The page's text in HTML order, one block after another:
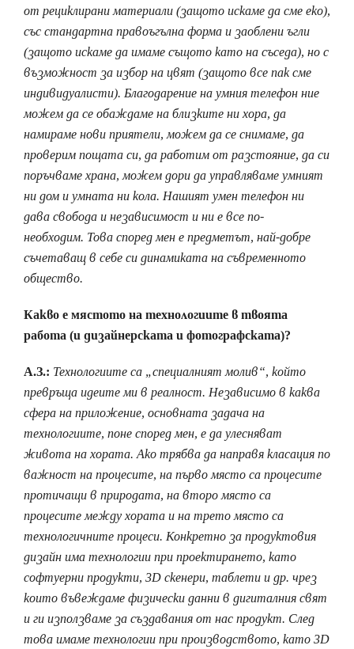
от рециклирани материали (защото искаме да сме еко),
със стандартна правоъгълна форма и заоблени ъгли
(защото искаме да имаме същото като на съседа), но с
възможност за избор на цвят (защото все пак сме
индивидуалисти). Благодарение на умния телефон ние
можем да се обаждаме на близките ни хора, да
намираме нови приятели, можем да се снимаме, да
проверим пощата си, да работим от разстояние, да си
поръчваме храна, можем дори да управляваме умният
ни дом и умната ни кола. Нашият умен телефон ни
дава свобода и независимост и ни е все по-
необходим. Това според мен е предметът, най-добре
съчетаващ в себе си динамиката на съвременното
общество.
Какво е мястото на технологиите в твоята
работа (и дизайнерската и фотографската)?
А.З.: Технологиите са „специалният молив“, който
превръща идеите ми в реалност. Независимо в каква
сфера на приложение, основната задача на
технологиите, поне според мен, е да улесняват
живота на хората. Ако трябва да направя класация по
важност на процесите, на първо място са процесите
протичащи в природата, на второ място са
процесите между хората и на трето място са
технологичните процеси. Конкретно за продуктовия
дизайн има технологии при проектирането, като
софтуерни продукти, 3D скенери, таблети и др. чрез
които въвеждаме физически данни в дигиталния свят
и ги използваме за създавания от нас продукт. След
това имаме технологии при производството, като 3D